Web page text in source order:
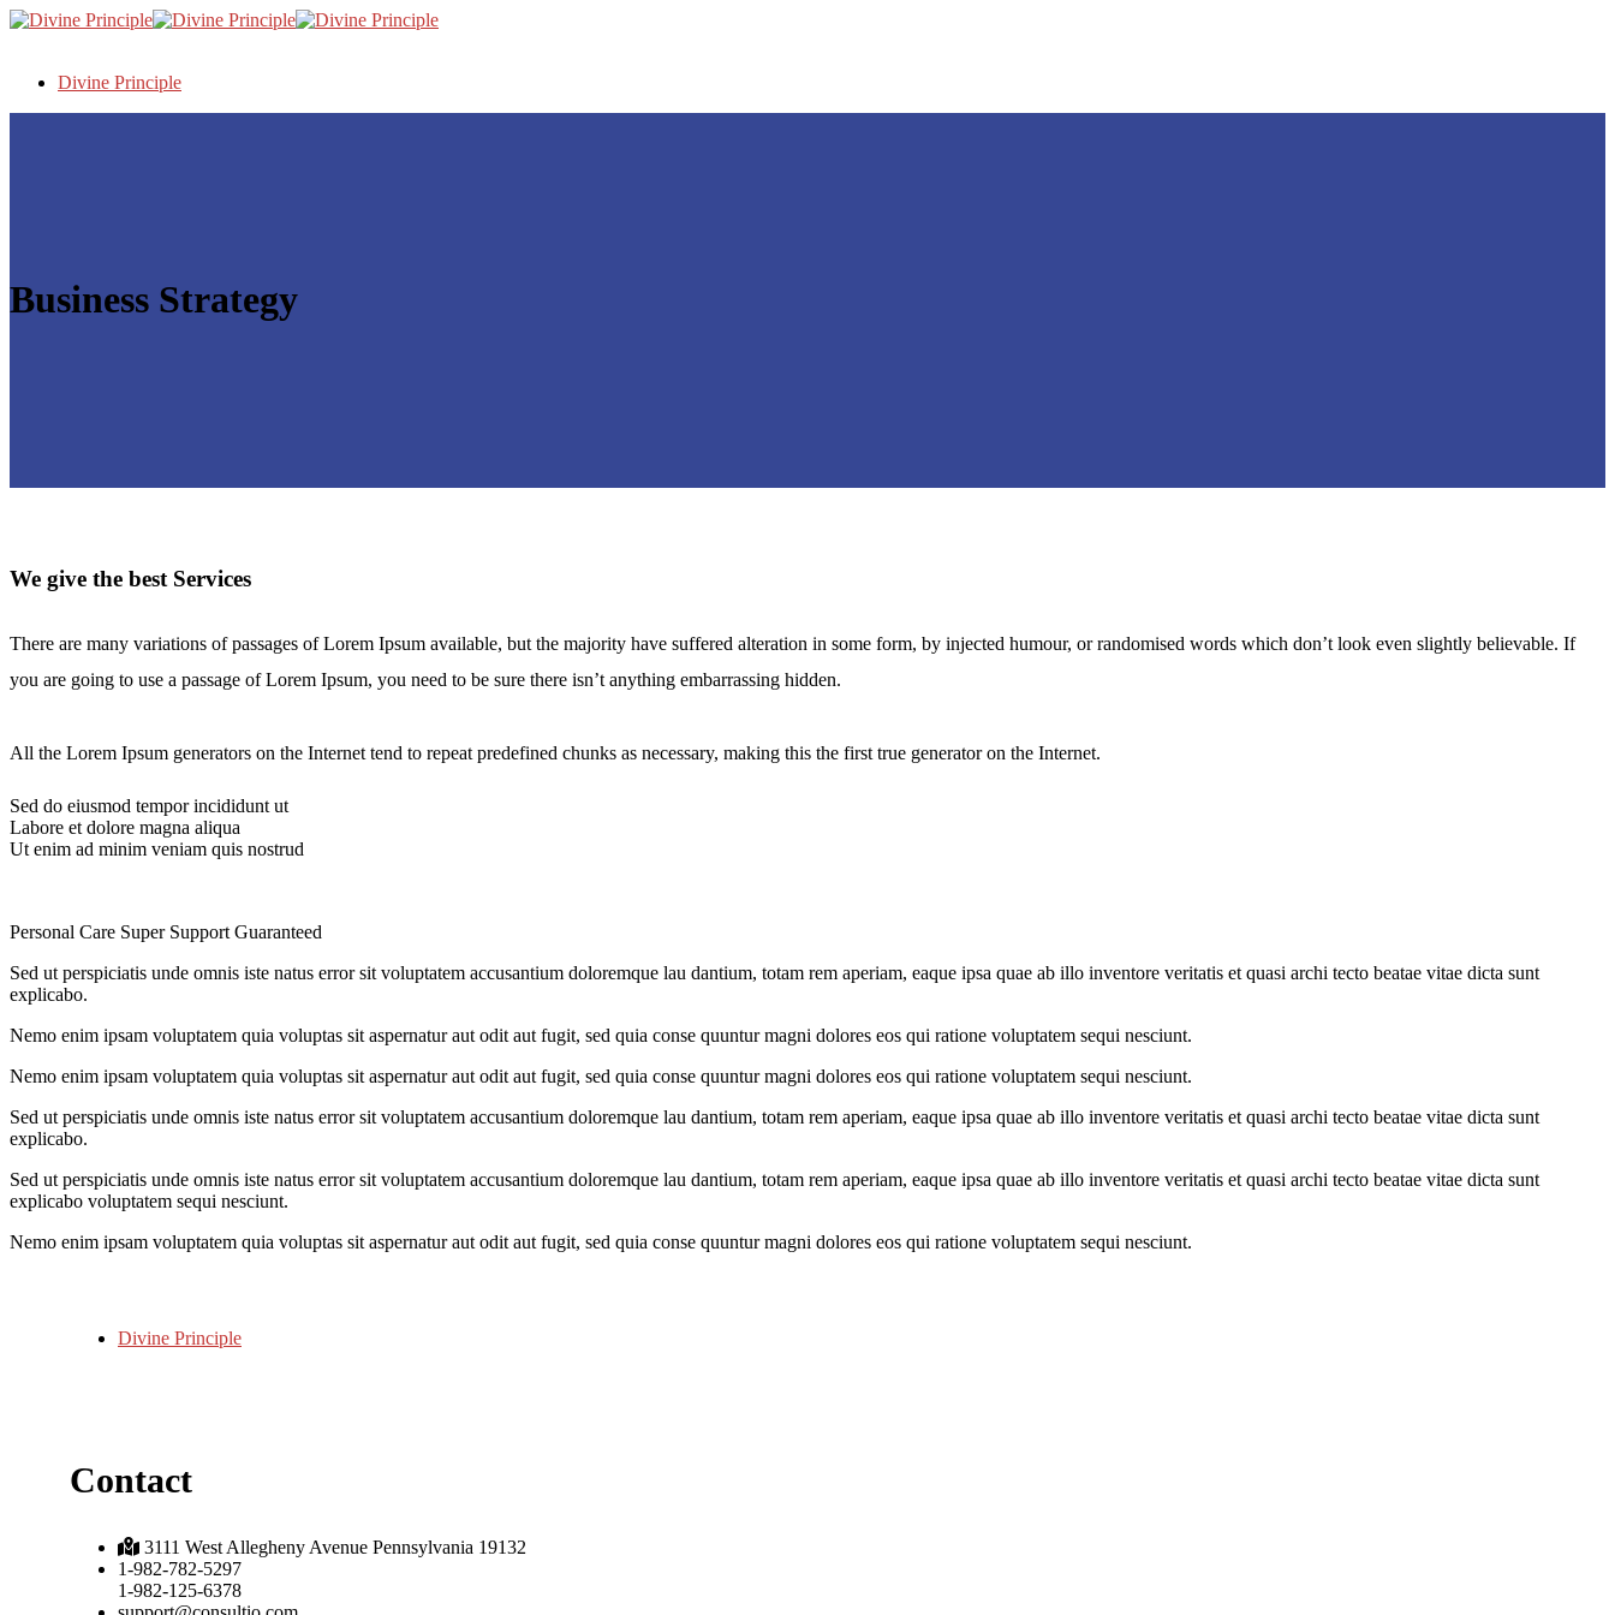
Divine Principle
Business Strategy
We give the best Services
There are many variations of passages of Lorem Ipsum available, but the majority have suffered alteration in some form, by injected humour, or randomised words which don’t look even slightly believable. If
you are going to use a passage of Lorem Ipsum, you need to be sure there isn’t anything embarrassing hidden.
All the Lorem Ipsum generators on the Internet tend to repeat predefined chunks as necessary, making this the first true generator on the Internet.
Sed do eiusmod tempor incididunt ut
Labore et dolore magna aliqua
Ut enim ad minim veniam quis nostrud
Personal Care Super Support Guaranteed
Sed ut perspiciatis unde omnis iste natus error sit voluptatem accusantium doloremque lau dantium, totam rem aperiam, eaque ipsa quae ab illo inventore veritatis et quasi archi tecto beatae vitae dicta sunt
explicabo.
Nemo enim ipsam voluptatem quia voluptas sit aspernatur aut odit aut fugit, sed quia conse quuntur magni dolores eos qui ratione voluptatem sequi nesciunt.
Nemo enim ipsam voluptatem quia voluptas sit aspernatur aut odit aut fugit, sed quia conse quuntur magni dolores eos qui ratione voluptatem sequi nesciunt.
Sed ut perspiciatis unde omnis iste natus error sit voluptatem accusantium doloremque lau dantium, totam rem aperiam, eaque ipsa quae ab illo inventore veritatis et quasi archi tecto beatae vitae dicta sunt
explicabo.
Sed ut perspiciatis unde omnis iste natus error sit voluptatem accusantium doloremque lau dantium, totam rem aperiam, eaque ipsa quae ab illo inventore veritatis et quasi archi tecto beatae vitae dicta sunt
explicabo voluptatem sequi nesciunt.
Nemo enim ipsam voluptatem quia voluptas sit aspernatur aut odit aut fugit, sed quia conse quuntur magni dolores eos qui ratione voluptatem sequi nesciunt.
Divine Principle
Contact
3111 West Allegheny Avenue Pennsylvania 19132
1-982-782-5297
1-982-125-6378